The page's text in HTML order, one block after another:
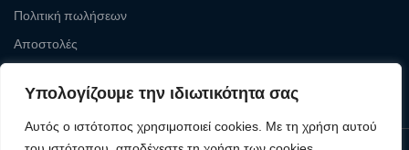
Υπολογίζουμε την ιδιωτικότητα σας
Αυτός ο ιστότοπος χρησιμοποιεί cookies. Με τη χρήση αυτού
Πολιτική πωλήσεων
Αποστολές